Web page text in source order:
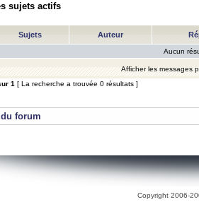
sujets actifs
Sujets Auteur
Aucun
Afficher les messages
1 [ La recherche a trouvée 0 résultats ]
du forum
Copyright 2006-